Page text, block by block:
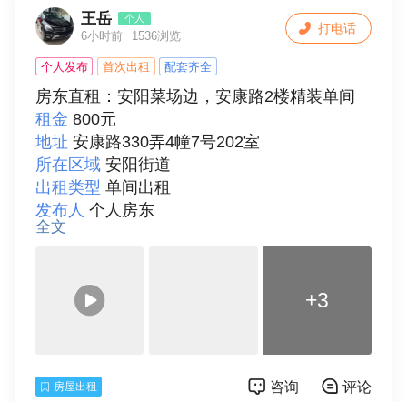
修等各种服务。如果有需要咨询的随时欢迎O
K联系电话:15990785485
联系人 阿银
王岳 个人
6小时前 1536浏览
个人发布 首次出租 配套齐全
房东直租：安阳菜场边，安康路2楼精装单间
租金 800元
地址 安康路330弄4幢7号202室
所在区域 安阳街道
出租类型 单间出租
发布人 个人房东
面积
总层数
5
租，品牌家电，拎包入住
全文
+3
打电话
房屋出租 咨询 评论